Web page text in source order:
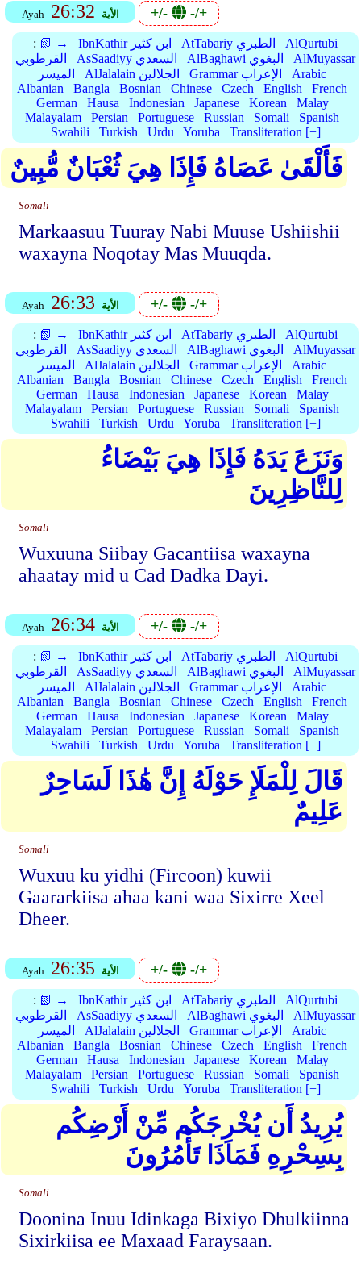
Ayah 26:32 الأية +/- -/+
: 📗 → IbnKathir ابن كثير AtTabariy الطبري
AlQurtubi
القرطوبي
AsSaadiyy السعدي AlBaghawi البغوي
AlMuyassar
الميسر
AlJalalain الجلالين Grammar الإعراب
Arabic
Albanian
Bangla Bosnian Chinese Czech English
French
German
Hausa Indonesian Japanese Korean
Malay
Malayalam
Persian Portuguese Russian Somali
Spanish
Swahili
Turkish Urdu Yoruba Transliteration [+]
فَأَلْقَىٰ عَصَاهُ فَإِذَا هِيَ ثُعْبَانٌ مُّبِينٌ
Somali
Markaasuu Tuuray Nabi Muuse Ushiishii
waxayna Noqotay Mas Muuqda.
Ayah 26:33 الأية +/- -/+
: 📗 → IbnKathir ابن كثير AtTabariy الطبري
AlQurtubi
القرطوبي
AsSaadiyy السعدي AlBaghawi البغوي
AlMuyassar
الميسر
AlJalalain الجلالين Grammar الإعراب
Arabic
Albanian
Bangla Bosnian Chinese Czech English
French
German
Hausa Indonesian Japanese Korean
Malay
Malayalam
Persian Portuguese Russian Somali
Spanish
Swahili
Turkish Urdu Yoruba Transliteration [+]
وَنَزَعَ يَدَهُ فَإِذَا هِيَ بَيْضَاءُ
لِلنَّاظِرِينَ
Somali
Wuxuuna Siibay Gacantiisa waxayna
ahaatay mid u Cad Dadka Dayi.
Ayah 26:34 الأية +/- -/+
: 📗 → IbnKathir ابن كثير AtTabariy الطبري
AlQurtubi
القرطوبي
AsSaadiyy السعدي AlBaghawi البغوي
AlMuyassar
الميسر
AlJalalain الجلالين Grammar الإعراب
Arabic
Albanian
Bangla Bosnian Chinese Czech English
French
German
Hausa Indonesian Japanese Korean
Malay
Malayalam
Persian Portuguese Russian Somali
Spanish
Swahili
Turkish Urdu Yoruba Transliteration [+]
قَالَ لِلْمَلَإِ حَوْلَهُ إِنَّ هَٰذَا لَسَاحِرٌ
عَلِيمٌ
Somali
Wuxuu ku yidhi (Fircoon) kuwii
Gaararkiisa ahaa kani waa Sixirre Xeel
Dheer.
Ayah 26:35 الأية +/- -/+
: 📗 → IbnKathir ابن كثير AtTabariy الطبري
AlQurtubi
القرطوبي
AsSaadiyy السعدي AlBaghawi البغوي
AlMuyassar
الميسر
AlJalalain الجلالين Grammar الإعراب
Arabic
Albanian
Bangla Bosnian Chinese Czech English
French
German
Hausa Indonesian Japanese Korean
Malay
Malayalam
Persian Portuguese Russian Somali
Spanish
Swahili
Turkish Urdu Yoruba Transliteration [+]
يُرِيدُ أَن يُخْرِجَكُم مِّنْ أَرْضِكُم
بِسِحْرِهِ فَمَاذَا تَأْمُرُونَ
Somali
Doonina Inuu Idinkaga Bixiyo Dhulkiinna
Sixirkiisa ee Maxaad Faraysaan.